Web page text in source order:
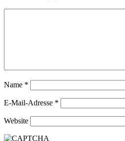
Name *
E-Mail-Adresse *
Website